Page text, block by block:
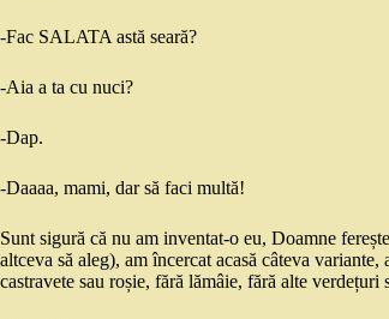
-Fac SALATA astă seară?
-Aia a ta cu nuci?
-Dap.
-Daaaa, mami, dar să faci multă!
Sunt sigură că nu am inventat-o eu, Doamne
altceva să aleg), am încercat acasă câteva
castravete sau roșie, fără lămâie, fără alte verdețuri